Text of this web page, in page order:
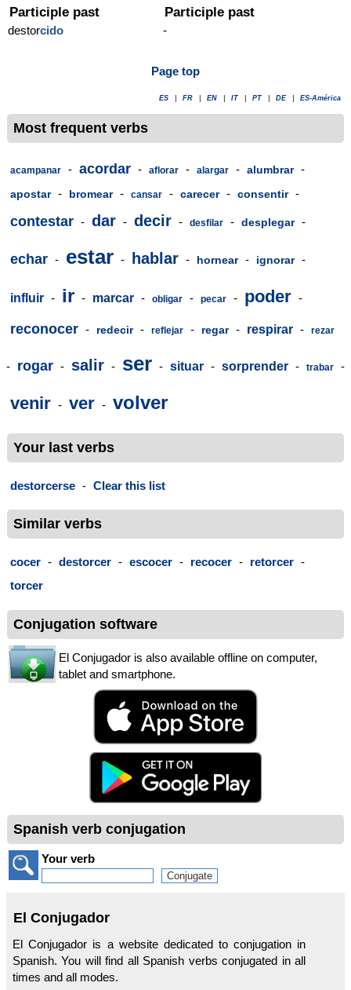
Participle past
destorcido
Participle past
-
Page top
ES FR EN IT PT DE ES-América
Most frequent verbs
acampanar - acordar - aflorar - alargar - alumbrar -
apostar - bromear - cansar - carecer - consentir -
contestar - dar - decir - desfilar - desplegar -
echar - estar - hablar - hornear - ignorar -
influir - ir - marcar - obligar - pecar - poder -
reconocer - redecir - reflejar - regar - respirar - rezar
- rogar - salir - ser - situar - sorprender - trabar -
venir - ver - volver
Your last verbs
destorcerse - Clear this list
Similar verbs
cocer - destorcer - escocer - recocer - retorcer -
torcer
Conjugation software
El Conjugador is also available offline on computer,
tablet and smartphone.
Spanish verb conjugation
Your verb
El Conjugador
El Conjugador is a website dedicated to conjugation in
Spanish. You will find all Spanish verbs conjugated in all
times and all modes.